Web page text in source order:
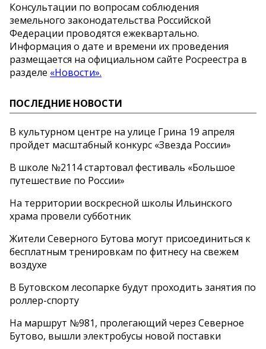
Консультации по вопросам соблюдения
земельного законодательства Российской
Федерации проводятся ежеквартально.
Информация о дате и времени их проведения
размещается на официальном сайте Росреестра в
разделе «Новости».
ПОСЛЕДНИЕ НОВОСТИ
В культурном центре на улице Грина 19 апреля
пройдет масштабный конкурс «Звезда России»
В школе №2114 стартовал фестиваль «Большое
путешествие по России»
На территории воскресной школы Ильинского
храма провели субботник
Жители Северного Бутова могут присоединиться к
бесплатным тренировкам по фитнесу на свежем
воздухе
В Бутовском лесопарке будут проходить занятия по
роллер-спорту
На маршрут №981, пролегающий через Северное
Бутово, вышли электробусы новой поставки